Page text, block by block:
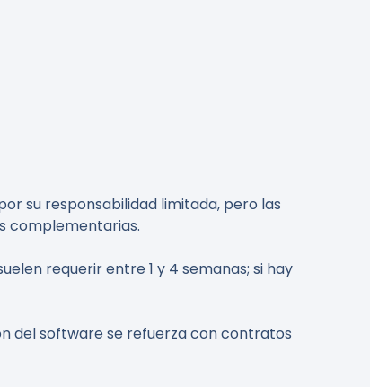
su responsabilidad limitada, pero las
complementarias.
requerir entre 1 y 4 semanas; si hay
del software se refuerza con contratos